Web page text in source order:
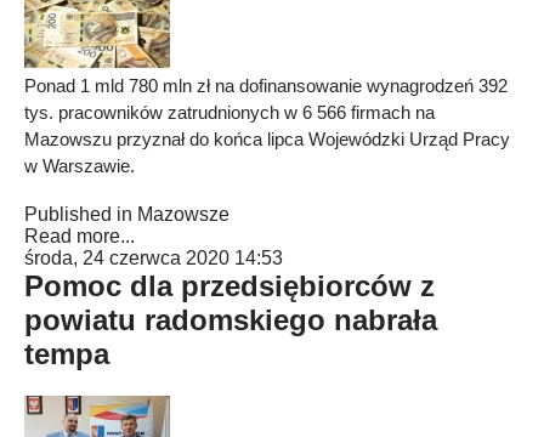
Ponad 1 mld 780 mln zł na dofinansowanie wynagrodzeń 392
tys. pracowników zatrudnionych w 6 566 firmach na
Mazowszu przyznał do końca lipca Wojewódzki Urząd Pracy
w Warszawie.
Published in Mazowsze
Read more...
środa, 24 czerwca 2020 14:53
Pomoc dla przedsiębiorców z
powiatu radomskiego nabrała
tempa